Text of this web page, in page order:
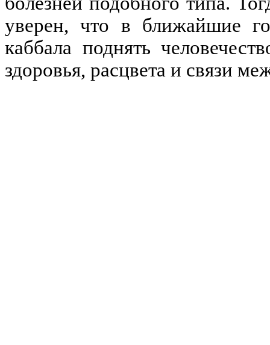
уверен, что в ближайшие
каббала поднять
здоровья, расцвета и связи